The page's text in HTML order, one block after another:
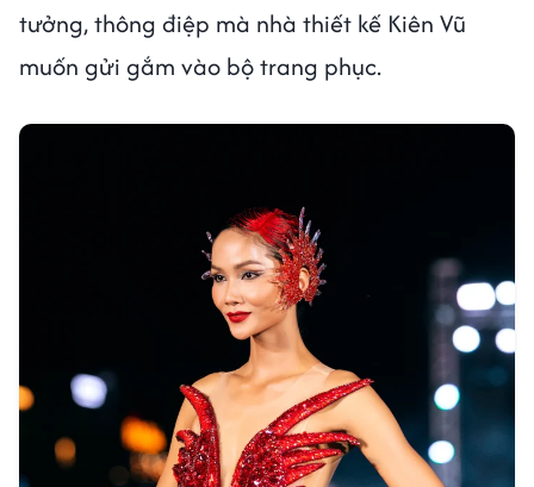
tưởng, thông điệp mà nhà thiết kế Kiên Vũ
muốn gửi gắm vào bộ trang phục.